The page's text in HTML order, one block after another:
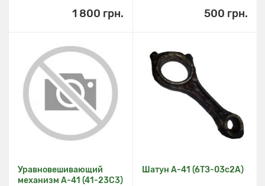
1 800 грн. 500 грн.
Уравновешивающий
механизм А-41 (41-23C3)
Шатун А-41 (6ТЗ-03с2А)